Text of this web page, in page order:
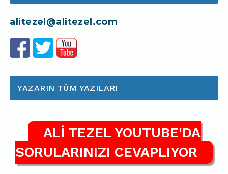
alitezel@alitezel.com
YAZARIN TÜM YAZILARI
ALİ TEZEL YOUTUBE'DA
SORULARINIZI CEVAPLIYOR